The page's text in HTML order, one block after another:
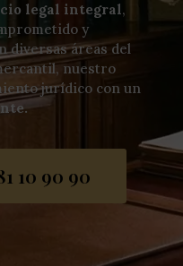
legal integral,
y
diversas áreas del
nuestro
jurídico con un
10 90 90